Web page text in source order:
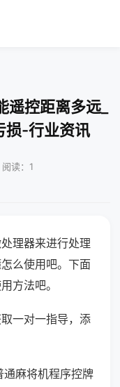
控距离多远_
损-行业资讯
读：1
理器来进行处理
么使用吧。下面
方法吧。
一对一指导，添
麻将机程序控牌